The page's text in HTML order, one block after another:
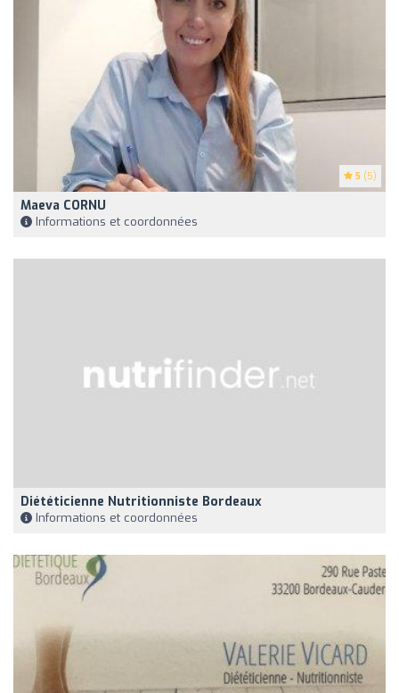
5 (5)
Maeva CORNU
Informations et coordonnées
Diététicienne Nutritionniste Bordeaux
Informations et coordonnées